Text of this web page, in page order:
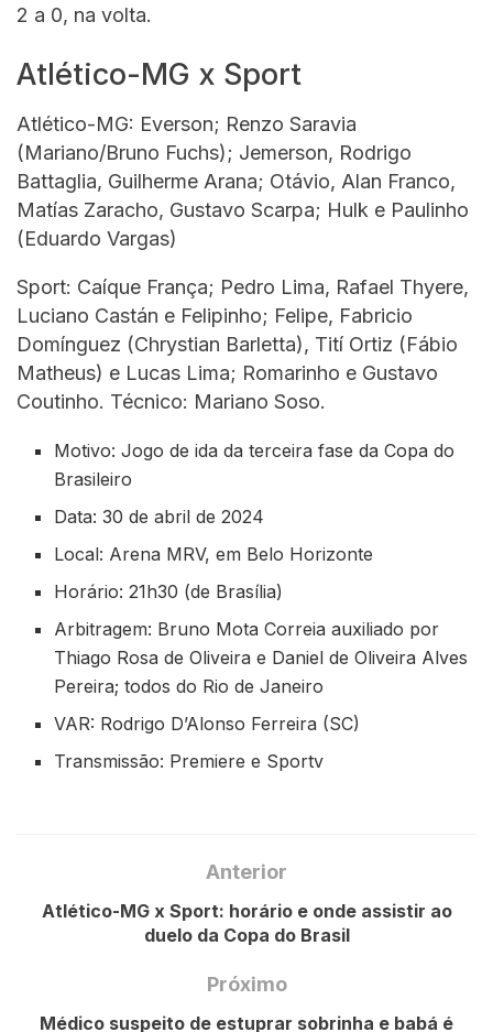
2 a 0, na volta.
Atlético-MG x Sport
Atlético-MG: Everson; Renzo Saravia
(Mariano/Bruno Fuchs); Jemerson, Rodrigo
Battaglia, Guilherme Arana; Otávio, Alan Franco,
Matías Zaracho, Gustavo Scarpa; Hulk e Paulinho
(Eduardo Vargas)
Sport: Caíque França; Pedro Lima, Rafael Thyere,
Luciano Castán e Felipinho; Felipe, Fabricio
Domínguez (Chrystian Barletta), Tití Ortiz (Fábio
Matheus) e Lucas Lima; Romarinho e Gustavo
Coutinho. Técnico: Mariano Soso.
Motivo: Jogo de ida da terceira fase da Copa do
Brasileiro
Data: 30 de abril de 2024
Local: Arena MRV, em Belo Horizonte
Horário: 21h30 (de Brasília)
Arbitragem: Bruno Mota Correia auxiliado por
Thiago Rosa de Oliveira e Daniel de Oliveira Alves
Pereira; todos do Rio de Janeiro
VAR: Rodrigo D’Alonso Ferreira (SC)
Transmissão: Premiere e Sportv
Anterior
Atlético-MG x Sport: horário e onde assistir ao
duelo da Copa do Brasil
Próximo
Médico suspeito de estuprar sobrinha e babá é